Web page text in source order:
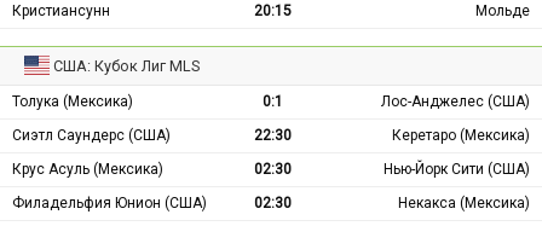
Кристиансунн
20:15 Мольде
США: Кубок Лиг MLS
Толука (Мексика) 0:1
Лос-Анджелес (США)
Сиэтл Саундерс (США)
22:30
Керетаро (Мексика)
Крус Асуль (Мексика)
02:30
Нью-Йорк Сити (США)
Филадельфия Юнион (США)
02:30
Некакса (Мексика)